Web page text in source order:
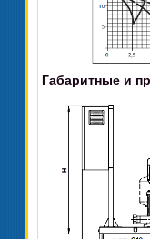
Габаритные и